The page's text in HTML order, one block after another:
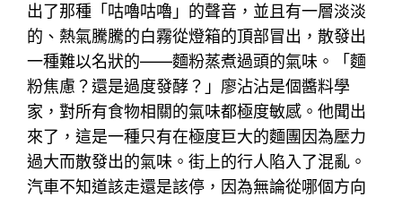
出了那種「咕嚕咕嚕」的聲音，並且有一層淡淡
的、熱氣騰騰的白霧從燈箱的頂部冒出，散發出
一種難以名狀的——麵粉蒸煮過頭的氣味。「麵
粉焦慮？還是過度發酵？」廖沾沾是個醬料學
家，對所有食物相關的氣味都極度敏感。他聞出
來了，這是一種只有在極度巨大的麵團因為壓力
過大而散發出的氣味。街上的行人陷入了混亂。
汽車不知道該走還是該停，因為無論從哪個方向